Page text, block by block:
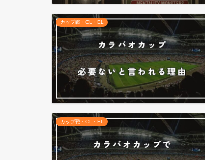
カップ戦・CL・EL
カップ戦・CL・EL